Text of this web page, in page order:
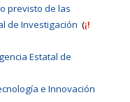
previsto de las
de Investigación (¡!
Estatal de
e Innovación